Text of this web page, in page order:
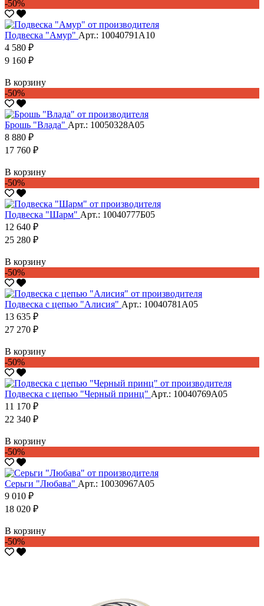
-50%
Подвеска "Амур" Арт.: 10040791А10
4 580 ₽
9 160 ₽
В корзину
-50%
Брошь "Влада" Арт.: 10050328А05
8 880 ₽
17 760 ₽
В корзину
-50%
Подвеска "Шарм" Арт.: 10040777Б05
12 640 ₽
25 280 ₽
В корзину
-50%
Подвеска с цепью "Алисия" Арт.: 10040781А05
13 635 ₽
27 270 ₽
В корзину
-50%
Подвеска с цепью "Черный принц" Арт.: 10040769А05
11 170 ₽
22 340 ₽
В корзину
-50%
Серьги "Любава" Арт.: 10030967А05
9 010 ₽
18 020 ₽
В корзину
-50%